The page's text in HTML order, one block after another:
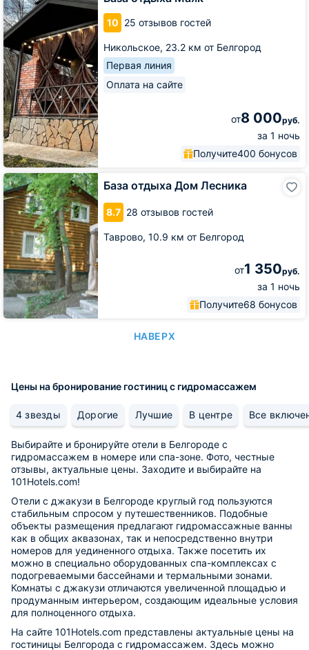
10 25 отзывов гостей
Никольское, 23.2 км от Белгород
Первая линия
Оплата на сайте
от8 000руб.
за 1 ночь
Получите400 бонусов
База отдыха Дом Лесника
8.7 28 отзывов гостей
Таврово, 10.9 км от Белгород
от1 350руб.
за 1 ночь
Получите68 бонусов
База
отдыха
Дом
Лесника
НАВЕРХ
Цены на бронирование гостиниц с гидромассажем
4 звезды Дорогие Лучшие В центре Все
Выбирайте и бронируйте отели в Белгороде с
гидромассажем в номере или спа-зоне. Фото, честные
отзывы, актуальные цены. Заходите и выбирайте на
101Hotels.com!
Отели с джакузи в Белгороде круглый год пользуются
стабильным спросом у путешественников. Подобные
объекты размещения предлагают гидромассажные ванны
как в общих аквазонах, так и непосредственно внутри
номеров для уединенного отдыха. Также посетить их
можно в специально оборудованных спа-комплексах с
подогреваемыми бассейнами и термальными зонами.
Комнаты с джакузи отличаются увеличенной площадью и
продуманным интерьером, создающим идеальные условия
для полноценного отдыха.
На сайте 101Hotels.com представлены актуальные цены на
гостиницы Белгорода с гидромассажем. Здесь можно